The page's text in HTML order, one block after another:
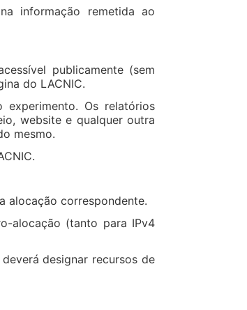
informação remetida ao
publicamente (sem
do LACNIC.
Os relatórios
website e qualquer outra
mesmo.
alocação correspondente.
alocação (tanto para IPv4
designar recursos de